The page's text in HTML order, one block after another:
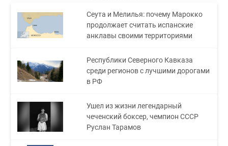
Сеута и Мелилья: почему Марокко
продолжает считать испанские
анклавы своими территориями
Республики Северного Кавказа
среди регионов с лучшими дорогами
в РФ
Ушел из жизни легендарный
чеченский боксер, чемпион СССР
Руслан Тарамов